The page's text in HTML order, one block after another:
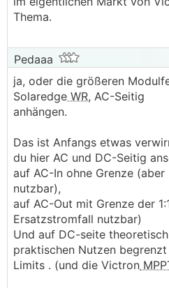
Thema.
Pedaaa
ja, oder die größeren
Solaredge WR, AC-Seitig
anhängen.
Das ist Anfangs etwas
du hier AC und DC-Seitig
auf AC-In ohne Grenze
nutzbar),
auf AC-Out mit Grenze der
Ersatzstromfall nutzbar)
Und auf DC-seite
praktischen Nutzen
Limits . (und die Victron